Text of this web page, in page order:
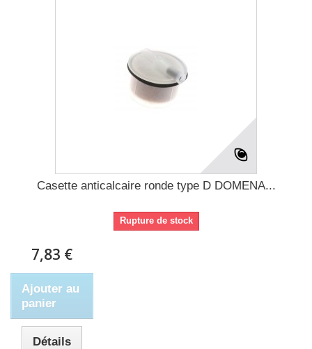
Casette anticalcaire ronde type D DOMENA...
Rupture de stock
7,83 €
Ajouter au
panier
Détails